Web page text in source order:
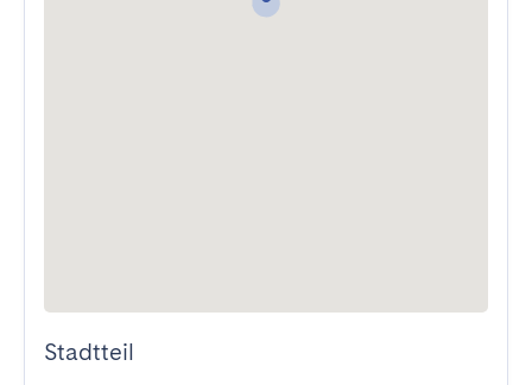
Stadtteil